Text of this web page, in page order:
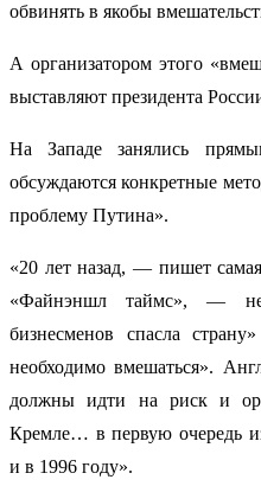
обвинять в якобы
А организатором этого
выставляют президента
На Западе занялись
обсуждаются конкретные
проблему Путина».
«20 лет назад, — пишет самая
«Файнэншл таймс», —
бизнесменов спасла
необходимо вмешаться».
должны идти на риск и
Кремле… в первую очередь
и в 1996 году».